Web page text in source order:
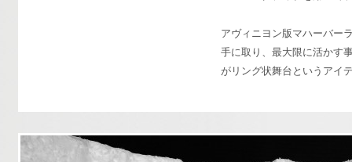
アヴィニヨン版マハーバー
手に取り、最大限に活かす
がリング状舞台というアイ